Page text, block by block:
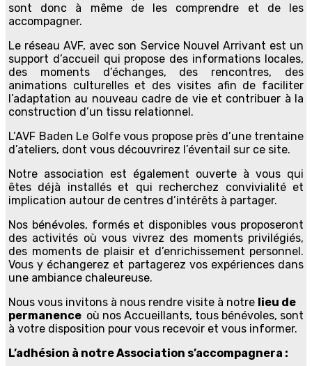
sont donc à même de les comprendre et de les
accompagner.
Le réseau AVF, avec son Service Nouvel Arrivant est un
support d’accueil qui propose des informations locales,
des moments d’échanges, des rencontres, des
animations culturelles et des visites afin de faciliter
l’adaptation au nouveau cadre de vie et contribuer à la
construction d’un tissu relationnel.
L’AVF Baden Le Golfe vous propose près d’une trentaine
d’ateliers, dont vous découvrirez l’éventail sur ce site.
Notre association est également ouverte à vous qui
êtes déjà installés et qui recherchez convivialité et
implication autour de centres d’intérêts à partager.
Nos bénévoles, formés et disponibles vous proposeront
des activités où vous vivrez des moments privilégiés,
des moments de plaisir et d’enrichissement personnel.
Vous y échangerez et partagerez vos expériences dans
une ambiance chaleureuse.
Nous vous invitons à nous rendre visite à notre lieu de
permanence où nos Accueillants, tous bénévoles, sont
à votre disposition pour vous recevoir et vous informer.
L’adhésion à notre Association s’accompagnera :